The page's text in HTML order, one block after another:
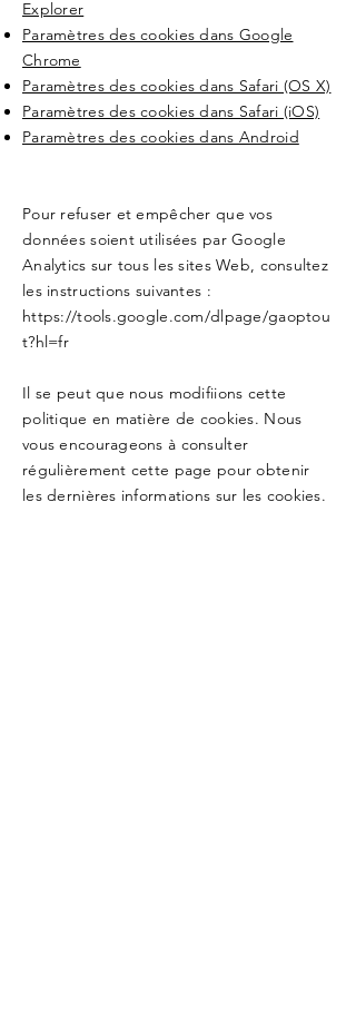
Explorer
Paramètres des cookies dans Google
Chrome
Paramètres des cookies dans Safari (OS X)
Paramètres des cookies dans Safari (iOS)
Paramètres des cookies dans Android
Pour refuser et empêcher que vos
données soient utilisées par Google
Analytics sur tous les sites Web, consultez
les instructions suivantes :
https://tools.google.com/dlpage/gaoptou
t?hl=fr
Il se peut que nous modifiions cette
politique en matière de cookies. Nous
vous encourageons à consulter
régulièrement cette page pour obtenir
les dernières informations sur les cookies.